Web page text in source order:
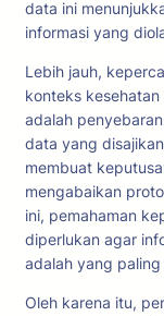
data ini
informasi yang
Lebih jauh,
konteks
adalah
data yang
membuat
mengabaikan
ini, pemahaman
diperlukan agar
adalah yang
Oleh karena itu,